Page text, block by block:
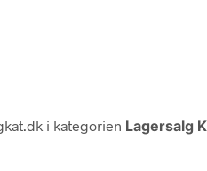
i kategorien Lagersalg